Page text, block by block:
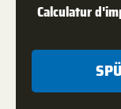
Calculatur